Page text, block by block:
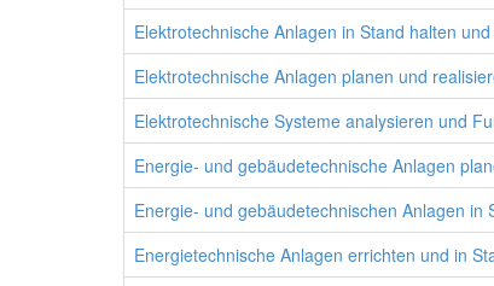
Elektrotechnische Anlagen in Stand halten
Elektrotechnische Anlagen planen und
Elektrotechnische Systeme analysieren und
Energie- und gebäudetechnische Anlagen
Energie- und gebäudetechnischen Anlagen
Energietechnische Anlagen errichten und in